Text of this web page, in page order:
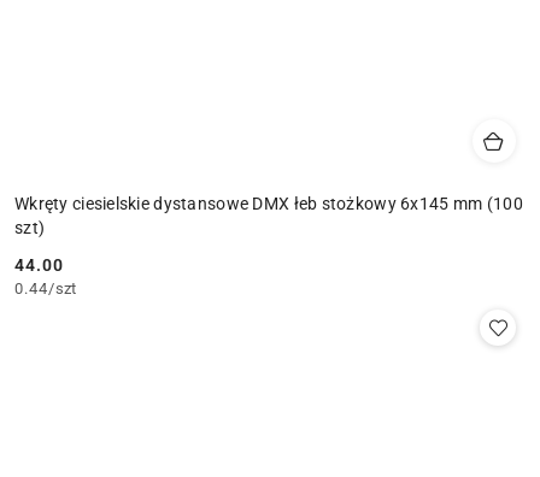
Wkręty ciesielskie dystansowe DMX łeb stożkowy 6x145 mm (100
szt)
Cena:
44.00
0.44/szt